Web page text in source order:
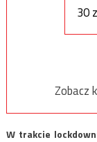
30
Zobacz
W trakcie